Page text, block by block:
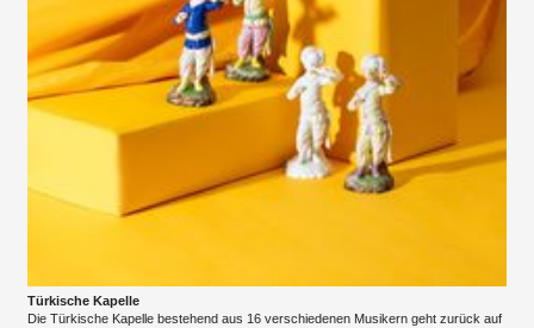
Türkische Kapelle
Die Türkische Kapelle bestehend aus 16 verschiedenen Musikern geht zurück auf